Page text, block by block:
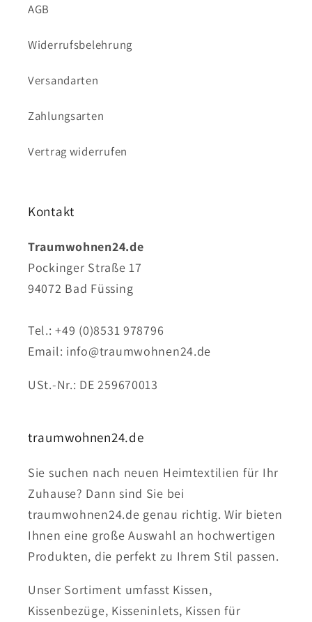
AGB
Widerrufsbelehrung
Versandarten
Zahlungsarten
Vertrag widerrufen
Kontakt
Traumwohnen24.de
Pockinger Straße 17
94072 Bad Füssing
Tel.: +49 (0)8531 978796
Email: info@traumwohnen24.de
USt.-Nr.: DE 259670013
traumwohnen24.de
Sie suchen nach neuen Heimtextilien für Ihr
Zuhause? Dann sind Sie bei
traumwohnen24.de genau richtig. Wir bieten
Ihnen eine große Auswahl an hochwertigen
Produkten, die perfekt zu Ihrem Stil passen.
Unser Sortiment umfasst Kissen,
Kissenbezüge, Kisseninlets, Kissen für